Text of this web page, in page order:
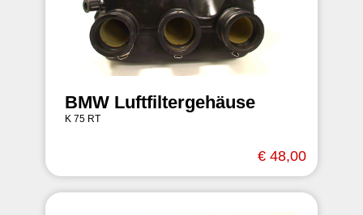
BMW Luftfiltergehäuse
K 75 RT
€ 48,00